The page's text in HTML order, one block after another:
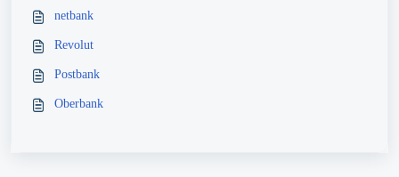
netbank
Revolut
Postbank
Oberbank